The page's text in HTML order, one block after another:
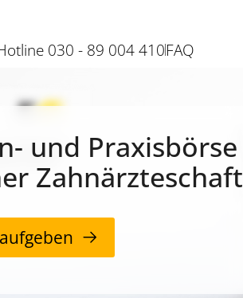
030 - 89 004 410FAQ
und
Zahnärzteschaft